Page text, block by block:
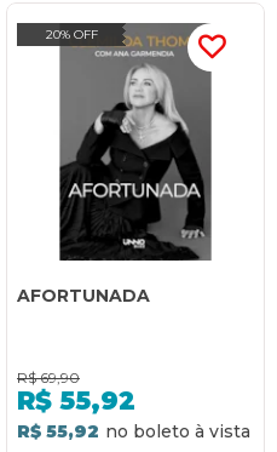
20% OFF
AFORTUNADA
R$ 69,90
R$ 55,92
R$ 55,92